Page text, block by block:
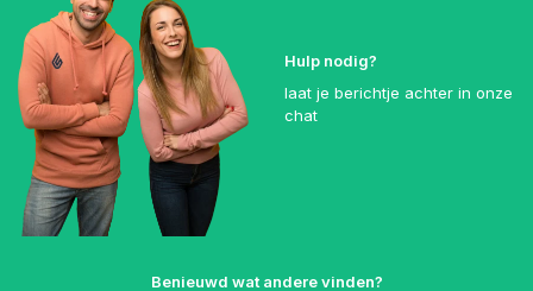
Hulp nodig?
laat je berichtje achter in onze
chat
Benieuwd wat andere vinden?